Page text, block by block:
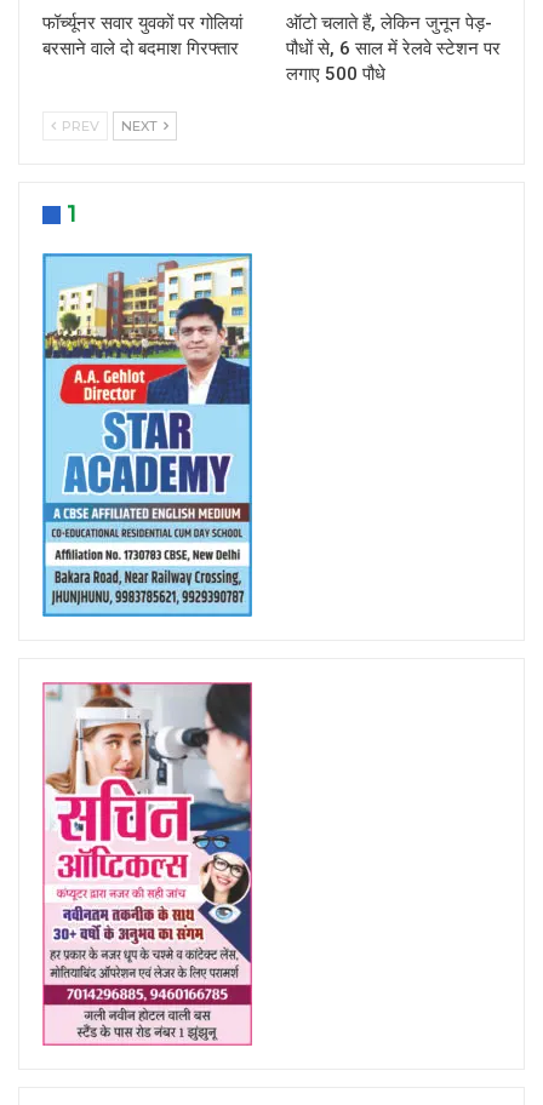
फॉर्च्यूनर सवार युवकों पर गोलियां
बरसाने वाले दो बदमाश गिरफ्तार
ऑटो चलाते हैं, लेकिन जुनून पेड़-
पौधों से, 6 साल में रेलवे स्टेशन पर
लगाए 500 पौधे
PREV NEXT
1